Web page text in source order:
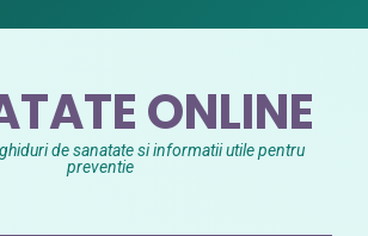
ONLINE
de sanatate si informatii utile pentru
preventie